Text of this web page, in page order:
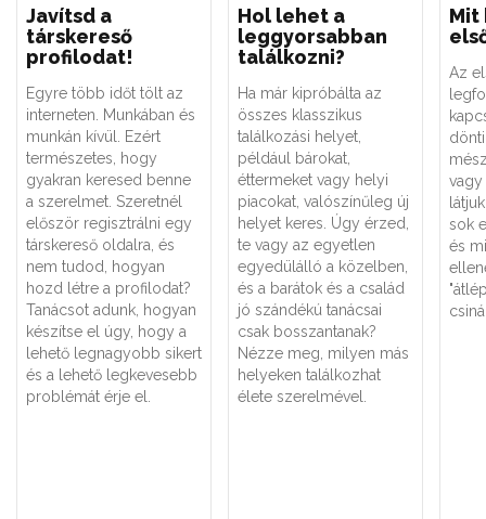
Javítsd a
társkereső
profilodat!
Egyre több időt tölt az
interneten. Munkában és
munkán kívül. Ezért
természetes, hogy
gyakran keresed benne
a szerelmet. Szeretnél
először regisztrálni egy
társkereső oldalra, és
nem tudod, hogyan
hozd létre a profilodat?
Tanácsot adunk, hogyan
készítse el úgy, hogy a
lehető legnagyobb sikert
és a lehető legkevesebb
problémát érje el.
Hol lehet a
leggyorsabban
találkozni?
Ha már kipróbálta az
összes klasszikus
találkozási helyet,
például bárokat,
éttermeket vagy helyi
piacokat, valószínűleg új
helyet keres. Úgy érzed,
te vagy az egyetlen
egyedülálló a közelben,
és a barátok és a család
jó szándékú tanácsai
csak bosszantanak?
Nézze meg, milyen más
helyeken találkozhat
élete szerelmével.
Mit
Az
sok
és